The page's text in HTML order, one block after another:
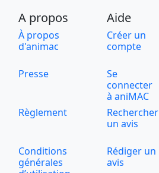
A propos Aide
À propos
d'animac
Créer un
compte
Presse
Se
connecter
à aniMAC
Règlement
Rechercher
un avis
Conditions
générales
Rédiger un
avis